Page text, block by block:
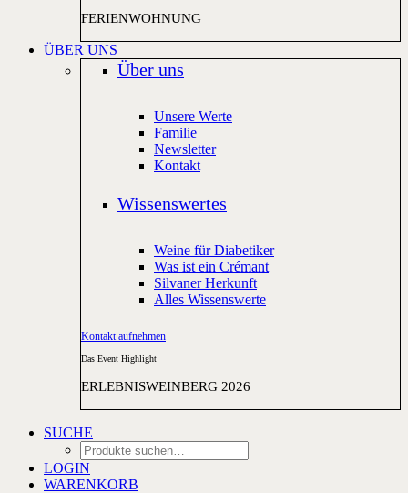
FERIENWOHNUNG
ÜBER UNS
Über uns
Unsere Werte
Familie
Newsletter
Kontakt
Wissenswertes
Weine für Diabetiker
Was ist ein Crémant
Silvaner Herkunft
Alles Wissenswerte
Kontakt aufnehmen
Das Event Highlight
ERLEBNISWEINBERG 2026
SUCHE
LOGIN
WARENKORB